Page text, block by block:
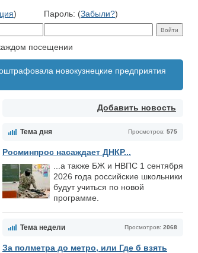
) Пароль: (Забыли?)
посещении
новокузнецкие предприятия
Добавить новость
Просмотров: 575
Тема дня
Росминпрос насаждает ДНКР...
...а также БЖ и НВПС 1 сентября
2026 года российские школьники
будут учиться по новой
программе.
Просмотров: 2068
Тема недели
За полметра до метро, или Где б взять